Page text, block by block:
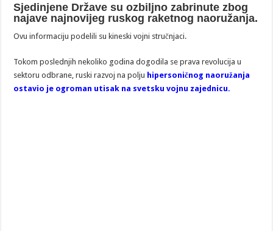
Sjedinjene Države su ozbiljno zabrinute zbog
najave najnovijeg ruskog raketnog naoružanja.
Ovu informaciju podelili su kineski vojni stručnjaci.
Tokom poslednjih nekoliko godina dogodila se prava revolucija u
sektoru odbrane, ruski razvoj na polju hipersoničnog naoružanja
ostavio je ogroman utisak na svetsku vojnu zajednicu.